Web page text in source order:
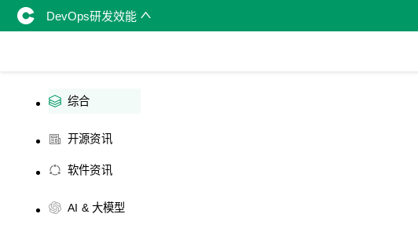
DevOps研发效能
综合
开源资讯
软件资讯
AI & 大模型